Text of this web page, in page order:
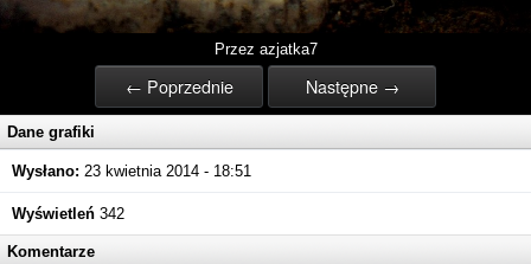
Przez azjatka7
← Poprzednie Następne →
Dane grafiki
Wysłano: 23 kwietnia 2014 - 18:51
Wyświetleń 342
Komentarze